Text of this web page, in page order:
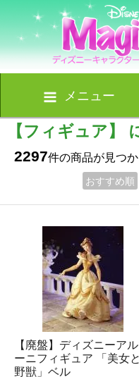
メニュー
【フィギュア】
2297件の商品が見つ
おすすめ順
【廃盤】ディズニーア
ーニフィギュア 「美女と
野獣」ベル